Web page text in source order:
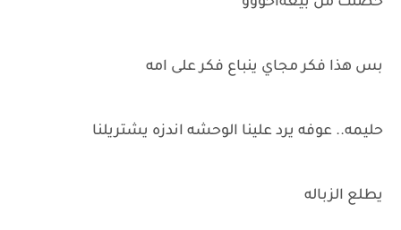
بس هذا فكر مجاي ينباع فكر على امه
حليمه.. عوفه يرد علينا الوحشه اندزه يشتريلنا
يطلع الزباله